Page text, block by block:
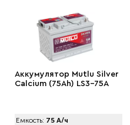
Аккумулятор Mutlu Silver
Calcium (75Ah) LS3-75A
Емкость: 75 А/ч